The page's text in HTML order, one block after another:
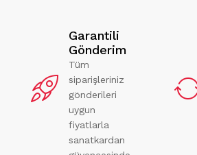
Garantili
Gönderim
Tüm
siparişleriniz
gönderileri
uygun
fiyatlarla
sanatkardan